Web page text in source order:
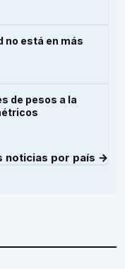
no está en más
de pesos a la
noticias por país →